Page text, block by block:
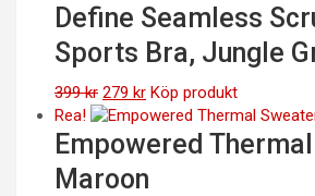
var:
399 kr.
är:
279 kr.
Define Seamless
Sports Bra, Jungle
399kr Det
ursprungliga
priset
var:
399 kr.
279 krDet
nuvarande
priset
är:
279 kr.
Köp produkt
Rea!
Empowered
Maroon